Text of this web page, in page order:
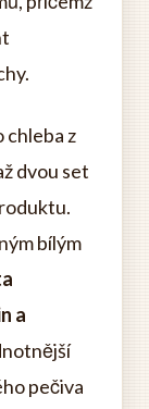
z
dvou set
bílým
a
pečiva